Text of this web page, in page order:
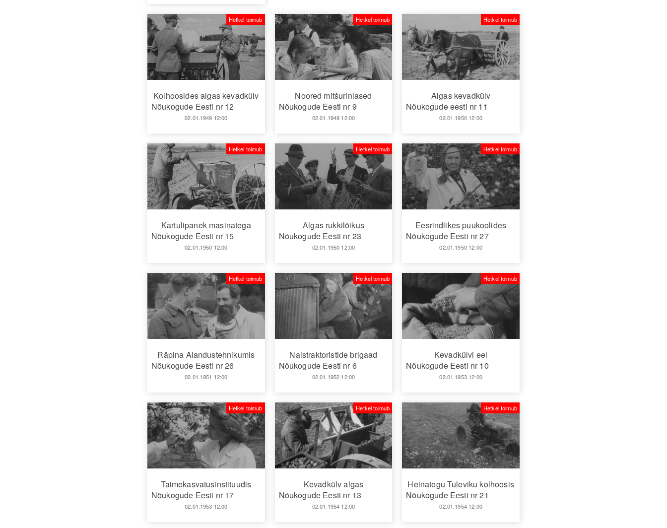
Kolhoosides algas kevadkülv
Nõukogude Eesti nr 12
02.01.1949 12:00
Hetkel toimub
Noored mitšurinlased
Nõukogude Eesti nr 9
02.01.1949 12:00
Hetkel toimub
Algas kevadkülv
Nõukogude eesti nr 11
02.01.1950 12:00
Hetkel toimub
Kartulipanek masinatega
Nõukogude Eesti nr 15
02.01.1950 12:00
Hetkel toimub
Algas rukkilõikus
Nõukogude Eesti nr 23
02.01.1950 12:00
Hetkel toimub
Eesrindlikes puukoolides
Nõukogude Eesti nr 27
02.01.1950 12:00
Hetkel toimub
Räpina Aiandustehnikumis
Nõukogude Eesti nr 26
02.01.1951 12:00
Hetkel toimub
Naistraktoristide brigaad
Nõukogude Eesti nr 6
02.01.1952 12:00
Hetkel toimub
Kevadkülvi eel
Nõukogude Eesti nr 10
02.01.1953 12:00
Hetkel toimub
Taimekasvatusinstituudis
Nõukogude Eesti nr 17
02.01.1953 12:00
Hetkel toimub
Kevadkülv algas
Nõukogude Eesti nr 13
02.01.1954 12:00
Hetkel toimub
Heinategu Tuleviku kolhoosis
Nõukogude Eesti nr 21
02.01.1954 12:00
Hetkel toimub